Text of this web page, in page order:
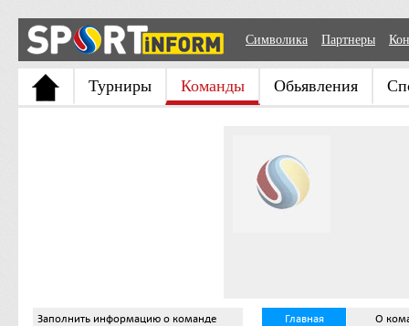
Символика Партнеры
Турниры Команды Обьявления
Заполнить информацию о команде
Главная О